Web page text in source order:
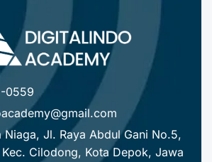
0559
Niaga, Jl. Raya Abdul Gani No.5,
Cilodong, Kota Depok, Jawa